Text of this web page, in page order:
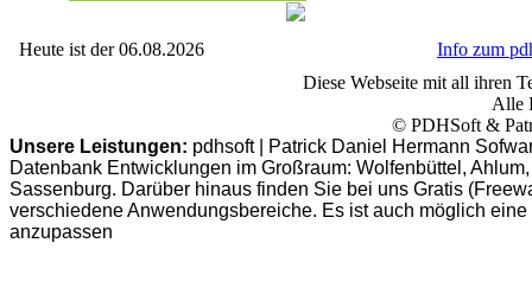
Heute ist der 06.08.2026
Info zum
Diese Webseite mit all ihren
Alle
© PDHSoft &
Unsere Leistungen: pdhsoft | Patrick Daniel Hermann
Datenbank Entwicklungen im Großraum: Wolfenbüttel,
Sassenburg. Darüber hinaus finden Sie bei uns Gratis
verschiedene Anwendungsbereiche. Es ist auch möglich
anzupassen